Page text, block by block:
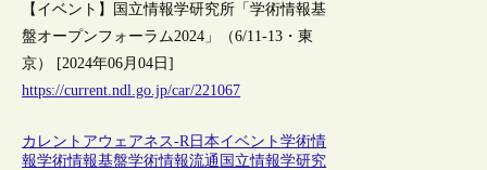
【イベント】国立情報学研究所「学術情報基
盤オープンフォーラム2024」（6/11-13・東
京） [2024年06月04日]
https://current.ndl.go.jp/car/221067
カレントアウェアネス-R 日本イベント学術情
報学術情報基盤学術情報流通 国立情報学研究